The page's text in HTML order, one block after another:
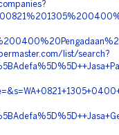
list/search?